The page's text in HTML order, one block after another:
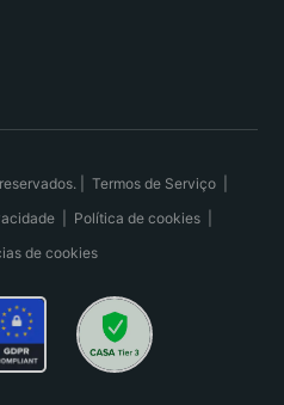
| Termos de Serviço|
| Política de cookies|
de cookies